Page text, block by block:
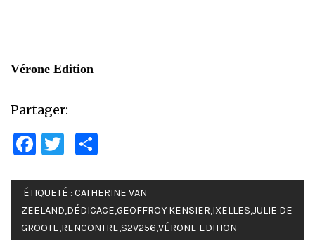
Vérone Edition
Partager:
Facebook
Twitter
ÉTIQUETÉ : CATHERINE VAN
ZEELAND,DÉDICACE,GEOFFROY KENSIER,IXELLES,JULIE DE
GROOTE,RENCONTRE,S2V256,VÉRONE EDITION